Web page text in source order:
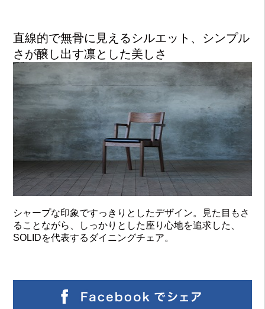
直線的で無骨に見えるシルエット、シンプル
さが醸し出す凛とした美しさ
シャープな印象ですっきりとしたデザイン。見た目もさ
ることながら、しっかりとした座り心地を追求した、
SOLIDを代表するダイニングチェア。